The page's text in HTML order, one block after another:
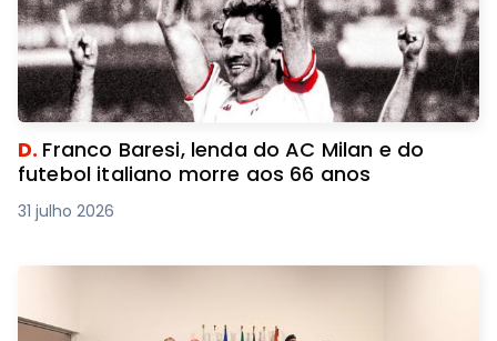
D. Franco Baresi, lenda do AC Milan e do
futebol italiano morre aos 66 anos
31 julho 2026